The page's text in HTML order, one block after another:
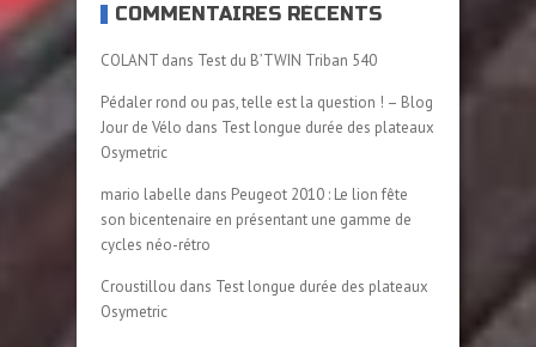
COMMENTAIRES RÉCENTS
COLANT dans Test du B’TWIN Triban 540
Pédaler rond ou pas, telle est la question ! – Blog
Jour de Vélo dans Test longue durée des plateaux
Osymetric
mario labelle dans Peugeot 2010 : Le lion fête
son bicentenaire en présentant une gamme de
cycles néo-rétro
Croustillou dans Test longue durée des plateaux
Osymetric